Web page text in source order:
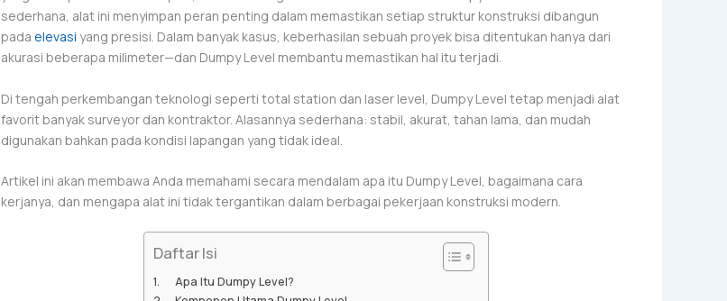
sederhana, alat ini menyimpan peran penting dalam memastikan setiap struktur konstruksi dibangun
pada elevasi yang presisi. Dalam banyak kasus, keberhasilan sebuah proyek bisa ditentukan hanya dari
akurasi beberapa milimeter—dan Dumpy Level membantu memastikan hal itu terjadi.
Di tengah perkembangan teknologi seperti total station dan laser level, Dumpy Level tetap menjadi alat
favorit banyak surveyor dan kontraktor. Alasannya sederhana: stabil, akurat, tahan lama, dan mudah
digunakan bahkan pada kondisi lapangan yang tidak ideal.
Artikel ini akan membawa Anda memahami secara mendalam apa itu Dumpy Level, bagaimana cara
kerjanya, dan mengapa alat ini tidak tergantikan dalam berbagai pekerjaan konstruksi modern.
Daftar Isi
Apa Itu Dumpy Level?